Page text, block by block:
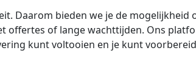
Daarom bieden we je de mogelijkheid
offertes of lange wachttijden. Ons
kunt voltooien en je kunt